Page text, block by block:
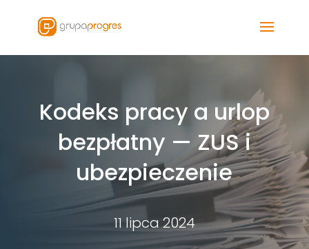
Kodeks pracy a urlop
bezpłatny — ZUS i
ubezpieczenie
11 lipca 2024